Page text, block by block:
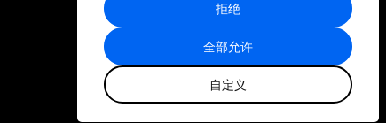
全部允许
自定义
拒绝